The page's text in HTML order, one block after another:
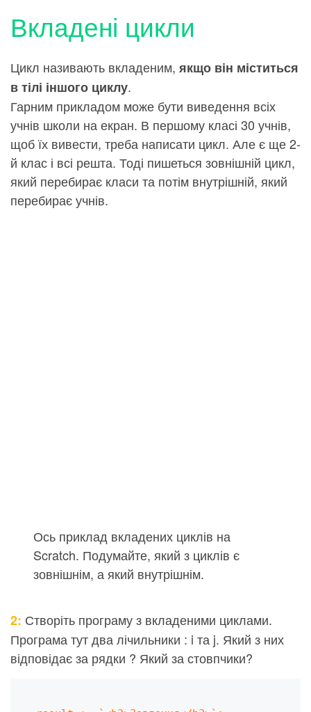
Вкладені цикли
Цикл називають вкладеним, якщо він міститься
в тілі іншого циклу.
Гарним прикладом може бути виведення всіх
учнів школи на екран. В першому класі 30 учнів,
щоб їх вивести, треба написати цикл. Але є ще 2-
й клас і всі решта. Тоді пишеться зовнішній цикл,
який перебирає класи та потім внутрішній, який
перебирає учнів.
Ось приклад вкладених циклів на
Scratch. Подумайте, який з циклів є
зовнішнім, а який внутрішнім.
2: Створіть програму з вкладеними циклами.
Програма тут два лічильники : i та j. Який з них
відповідає за рядки ? Який за стовпчики?